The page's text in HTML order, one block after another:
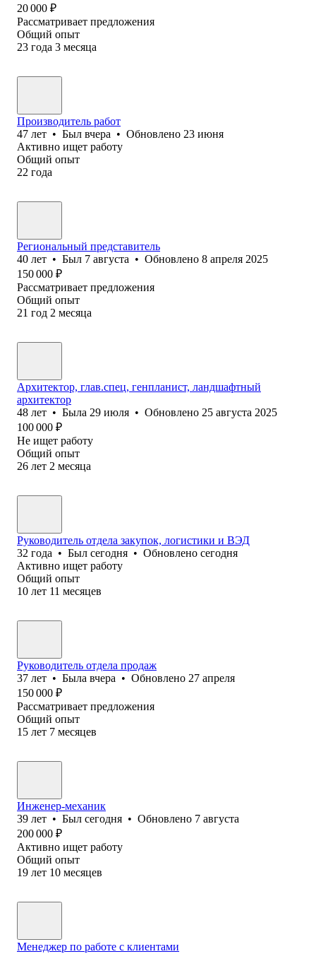
20 000 ₽
Рассматривает предложения
Общий опыт
23 года 3 месяца
Производитель работ
47 лет • Был вчера • Обновлено 23 июня
Активно ищет работу
Общий опыт
22 года
Региональный представитель
40 лет • Был 7 августа • Обновлено 8 апреля 2025
150 000 ₽
Рассматривает предложения
Общий опыт
21 год 2 месяца
Архитектор, глав.спец, генпланист, ландшафтный
архитектор
48 лет • Была 29 июля • Обновлено 25 августа 2025
100 000 ₽
Не ищет работу
Общий опыт
26 лет 2 месяца
Руководитель отдела закупок, логистики и ВЭД
32 года • Был сегодня • Обновлено сегодня
Активно ищет работу
Общий опыт
10 лет 11 месяцев
Руководитель отдела продаж
37 лет • Была вчера • Обновлено 27 апреля
150 000 ₽
Рассматривает предложения
Общий опыт
15 лет 7 месяцев
Инженер-механик
39 лет • Был сегодня • Обновлено 7 августа
200 000 ₽
Активно ищет работу
Общий опыт
19 лет 10 месяцев
Менеджер по работе с клиентами